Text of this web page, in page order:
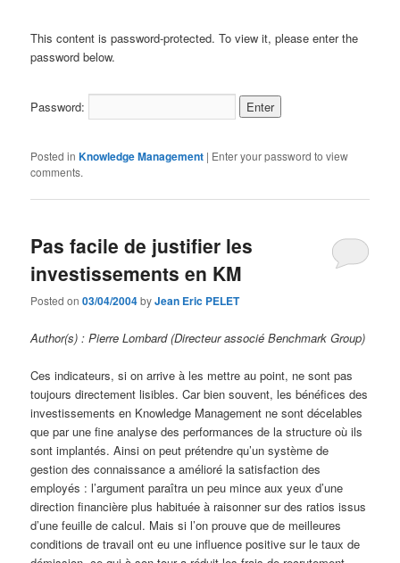
This content is password-protected. To view it, please enter the
password below.
Password:
Posted in Knowledge Management | Enter your password to view
comments.
Pas facile de justifier les
investissements en KM
Posted on03/04/2004byJean Eric PELET
Author(s) : Pierre Lombard (Directeur associé Benchmark Group)
Ces indicateurs, si on arrive à les mettre au point, ne sont pas
toujours directement lisibles. Car bien souvent, les bénéfices des
investissements en Knowledge Management ne sont décelables
que par une fine analyse des performances de la structure où ils
sont implantés. Ainsi on peut prétendre qu’un système de
gestion des connaissance a amélioré la satisfaction des
employés : l’argument paraîtra un peu mince aux yeux d’une
direction financière plus habituée à raisonner sur des ratios issus
d’une feuille de calcul. Mais si l’on prouve que de meilleures
conditions de travail ont eu une influence positive sur le taux de